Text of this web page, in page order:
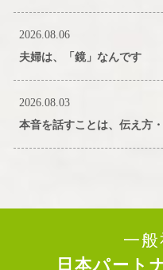
2026.08.06
夫婦は、「鏡」なんです
2026.08.03
本音を話すことは、伝え方
一般
日本パート